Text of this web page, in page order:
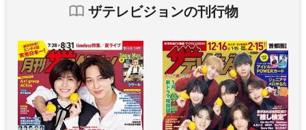
ザテレビジョンの刊行物